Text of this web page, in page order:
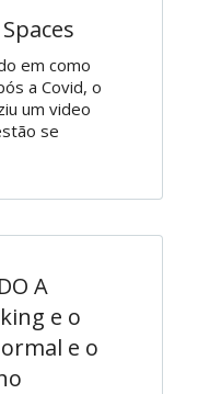
em como
a Covid, o
um video
se
A
e o
e o